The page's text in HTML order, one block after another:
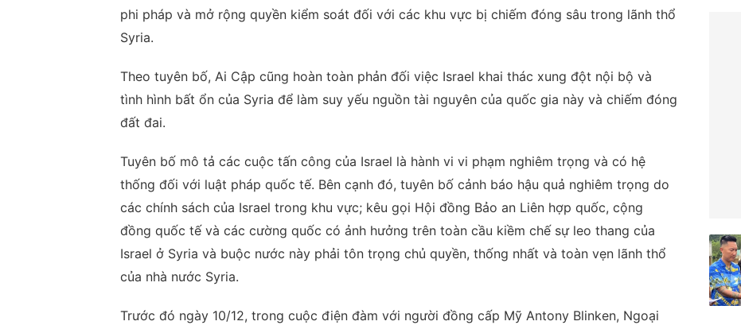
phi pháp và mở rộng quyền kiểm soát đối với các khu vực bị chiếm đóng sâu trong lãnh thổ
Syria.
Theo tuyên bố, Ai Cập cũng hoàn toàn phản đối việc Israel khai thác xung đột nội bộ và
tình hình bất ổn của Syria để làm suy yếu nguồn tài nguyên của quốc gia này và chiếm đóng
đất đai.
Tuyên bố mô tả các cuộc tấn công của Israel là hành vi vi phạm nghiêm trọng và có hệ
thống đối với luật pháp quốc tế. Bên cạnh đó, tuyên bố cảnh báo hậu quả nghiêm trọng do
các chính sách của Israel trong khu vực; kêu gọi Hội đồng Bảo an Liên hợp quốc, cộng
đồng quốc tế và các cường quốc có ảnh hưởng trên toàn cầu kiềm chế sự leo thang của
Israel ở Syria và buộc nước này phải tôn trọng chủ quyền, thống nhất và toàn vẹn lãnh thổ
của nhà nước Syria.
Trước đó ngày 10/12, trong cuộc điện đàm với người đồng cấp Mỹ Antony Blinken, Ngoại